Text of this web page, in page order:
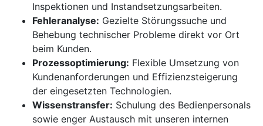
Inspektionen und Instandsetzungsarbeiten.
Fehleranalyse: Gezielte Störungssuche und
Behebung technischer Probleme direkt vor Ort
beim Kunden.
Prozessoptimierung: Flexible Umsetzung von
Kundenanforderungen und Effizienzsteigerung
der eingesetzten Technologien.
Wissenstransfer: Schulung des Bedienpersonals
sowie enger Austausch mit unseren internen